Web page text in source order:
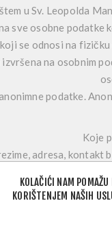
u Sv. Leopolda
sve osobne podatke
se odnosi na
na osobnim
podatke.
Koje
adresa, kontakt
o kupnji,
dostavi,
Svrha
KOLAČIĆI NAM
KORIŠTENJEM NAŠIH